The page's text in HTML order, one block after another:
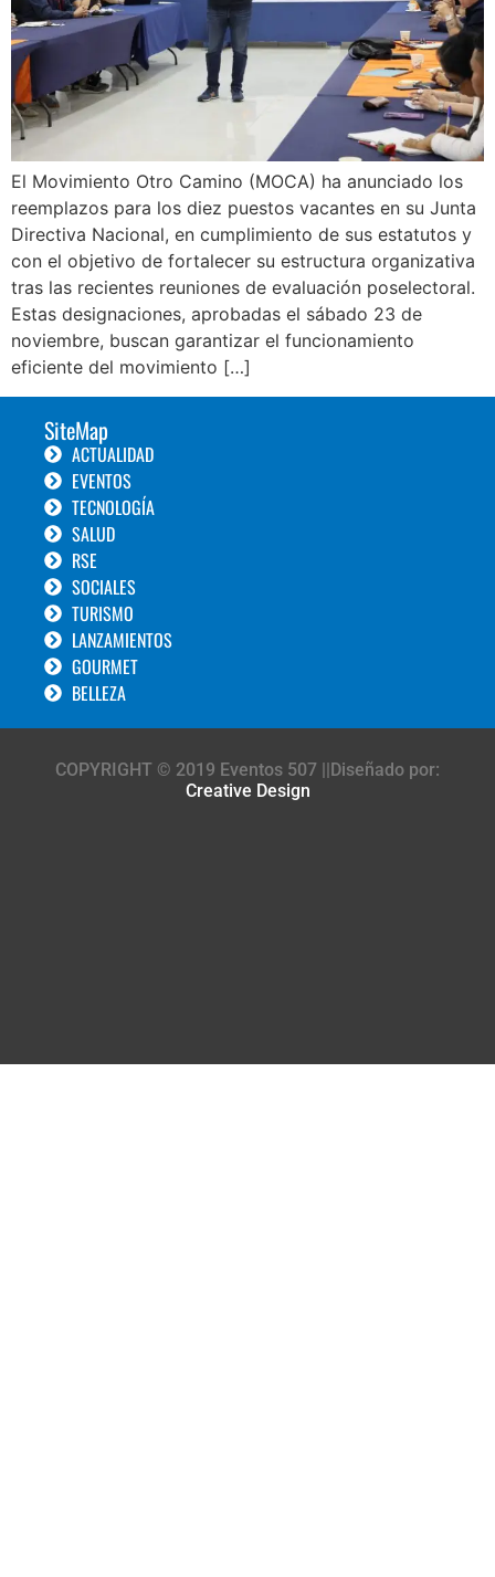
El Movimiento Otro Camino (MOCA) ha anunciado los
reemplazos para los diez puestos vacantes en su Junta
Directiva Nacional, en cumplimiento de sus estatutos y
con el objetivo de fortalecer su estructura organizativa
tras las recientes reuniones de evaluación poselectoral.
Estas designaciones, aprobadas el sábado 23 de
noviembre, buscan garantizar el funcionamiento
eficiente del movimiento […]
SiteMap
ACTUALIDAD
EVENTOS
TECNOLOGÍA
SALUD
RSE
SOCIALES
TURISMO
LANZAMIENTOS
GOURMET
BELLEZA
COPYRIGHT © 2019 Eventos 507 ||Diseñado por:
Creative Design